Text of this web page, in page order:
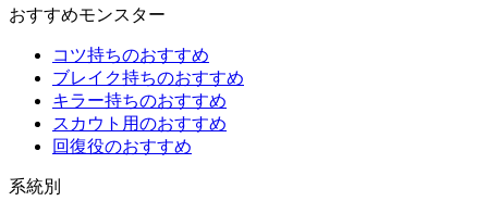
おすすめモンスター
コツ持ちのおすすめ
ブレイク持ちのおすすめ
キラー持ちのおすすめ
スカウト用のおすすめ
回復役のおすすめ
系統別